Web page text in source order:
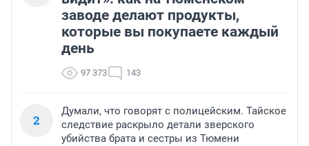
заводе делают продукты,
которые вы покупаете каждый
день
97 373 143
2
Думали, что говорят с полицейским. Тайское
следствие раскрыло детали зверского
убийства брата и сестры из Тюмени